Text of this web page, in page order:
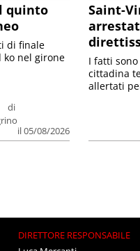
quinto
di
il 05/08/2026
di finale
ko nel girone
Saint-
I fatti
cittadina
allertati
DIRETTORE RESPONSABILE